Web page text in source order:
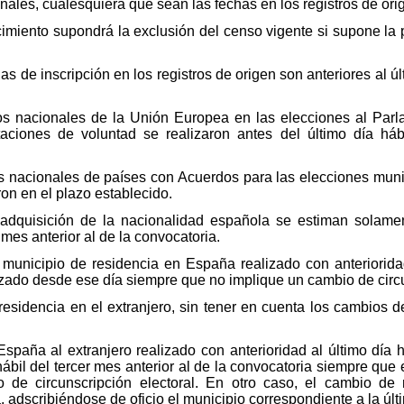
cualesquiera que sean las fechas en los registros de
supondrá la exclusión del censo vigente si supone
de inscripción en los registros de origen son anteriores al
nacionales de la Unión Europea en las elecciones al
de voluntad se realizaron antes del último día
nacionales de países con Acuerdos para las elecciones
en el plazo establecido.
de la nacionalidad española se estiman
anterior al de la convocatoria.
de residencia en España realizado con
desde ese día siempre que no implique un cambio de
en el extranjero, sin tener en cuenta los cambios
al extranjero realizado con anterioridad al último día
del tercer mes anterior al de la convocatoria siempre
de circunscripción electoral. En otro caso, el cambio de
adscribiéndose de oficio el municipio correspondiente a la